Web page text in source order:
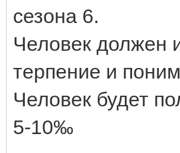
сезона 6.
Человек должен
терпение и
Человек будет
5-10‰